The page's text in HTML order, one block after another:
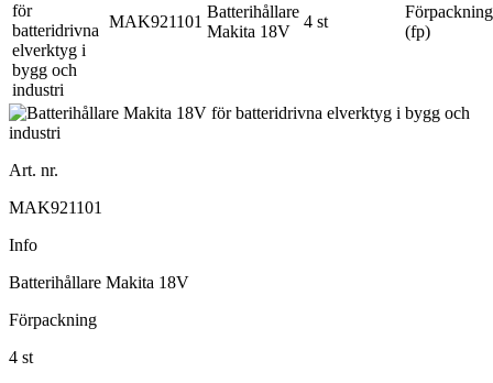
MAK921101
Batterihållare
Makita 18V
4 st
Förpackning
(fp)
Art. nr.
MAK921101
Info
Batterihållare Makita 18V
Förpackning
4 st